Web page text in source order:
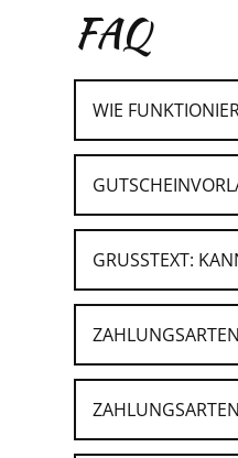
FAQ
WIE
Wähle eine
Zahlen
Drucken
GRUSSTEXT: